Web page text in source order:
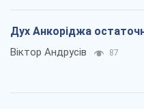
Дух Анкоріджа
Віктор Андрусів 87